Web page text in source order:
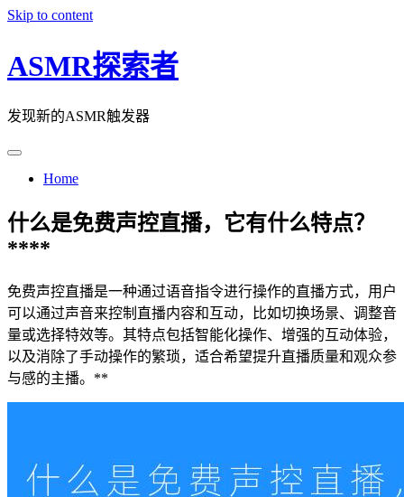
Skip to content
ASMR探索者
发现新的ASMR触发器
Home
什么是免费声控直播，它有什么特点？
****
免费声控直播是一种通过语音指令进行操作的直播方式，用户
可以通过声音来控制直播内容和互动，比如切换场景、调整音
量或选择特效等。其特点包括智能化操作、增强的互动体验，
以及消除了手动操作的繁琐，适合希望提升直播质量和观众参
与感的主播。**